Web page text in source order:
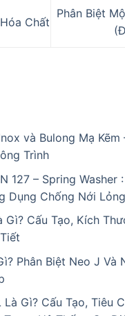
Chất
Phân Biệt
và Bulong Mạ
Trình
127 – Spring Washer
Dụng Chống Nới Lỏng
Gì? Cấu Tạo, Kích
Phân Biệt Neo J Và
Gì? Cấu Tạo, Tiêu